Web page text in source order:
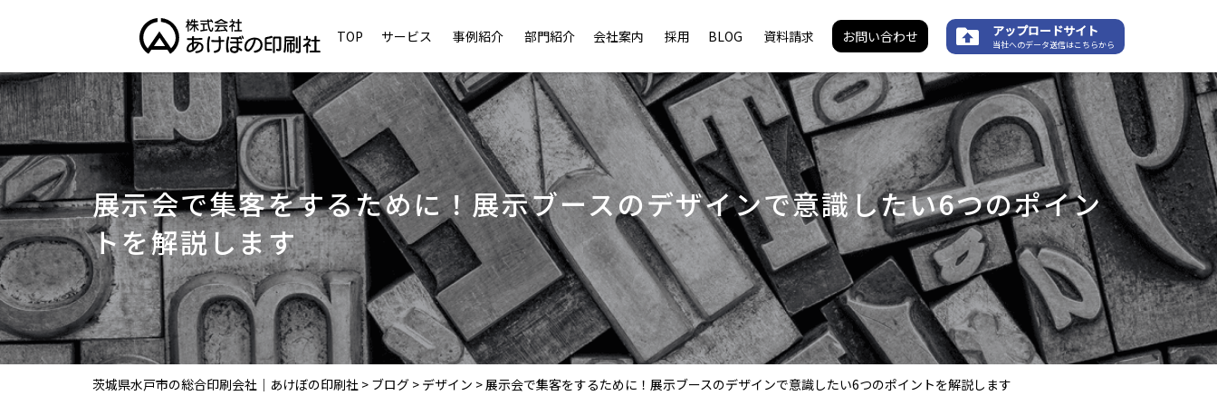
TOP サービス 事例紹介 部門紹介 会社案内 採用 BLOG 資料請求 お問い合わせ アップロードサイト
当社へのデータ送信はこちらから
展示会で集客をするために！展示ブースのデザインで意識したい6つのポイン
トを解説します
茨城県水戸市の総合印刷会社｜あけぼの印刷社 > ブログ > デザイン >展示会で集客をするために！展示ブースのデザインで意識したい6つのポイントを解説します